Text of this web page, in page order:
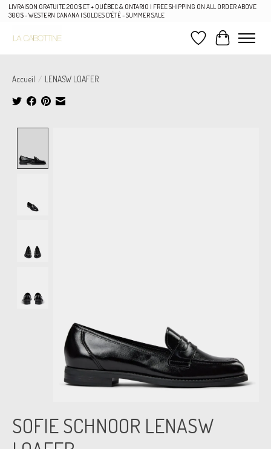
LIVRAISON GRATUITE 200$ ET + QUÉBEC & ONTARIO | FREE SHIPPING ON ALL ORDER ABOVE
300$ - WESTERN CANANA | SOLDES D'ÉTÉ - SUMMER SALE
Liste de souhaits
Panier
Accueil / LENASW LOAFER
SOFIE SCHNOOR LENASW